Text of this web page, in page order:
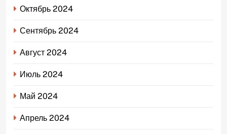
Октябрь 2024
Сентябрь 2024
Август 2024
Июль 2024
Май 2024
Апрель 2024